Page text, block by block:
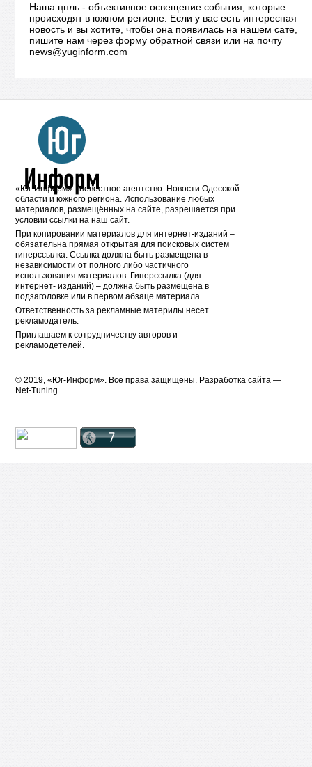
Наша цнль - объективное освещение события, которые
происходят в южном регионе. Если у вас есть интересная
новость и вы хотите, чтобы она появилась на нашем сате,
пишите нам через форму обратной связи или на почту
news@yuginform.com
«Юг-Информ» - новостное агентство. Новости Одесской
области и южного региона. Использование любых
материалов, размещённых на сайте, разрешается при
условии ссылки на наш сайт.
При копировании материалов для интернет-изданий –
обязательна прямая открытая для поисковых систем
гиперссылка. Ссылка должна быть размещена в
независимости от полного либо частичного
использования материалов. Гиперссылка (для
интернет- изданий) – должна быть размещена в
подзаголовке или в первом абзаце материала.
Ответственность за рекламные материлы несет
рекламодатель.
Приглашаем к сотрудничеству авторов и
рекламодетелей.
© 2019, «Юг-Информ». Все права защищены. Разработка cайта —
Net-Tuning